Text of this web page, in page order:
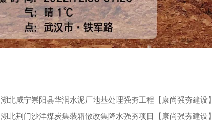
湖北咸宁崇阳县华润水泥厂地基处理强夯工程【康尚强夯建设】
湖北荆门沙洋煤炭集装箱散改集降水强夯项目【康尚强夯建设】